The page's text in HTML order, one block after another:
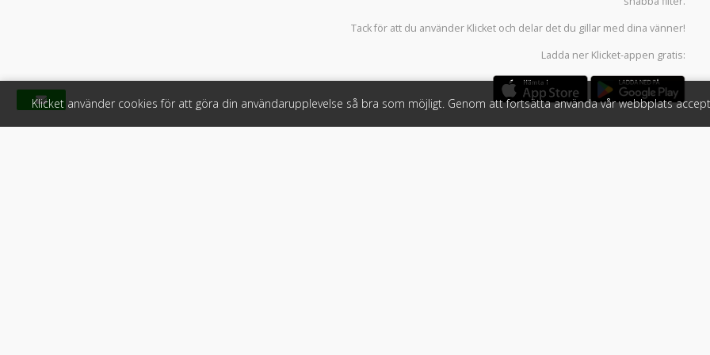
Tack för att du använder Klicket och delar det du gillar med dina vänner!
Ladda ner Klicket-appen gratis:
Klicket använder cookies för att göra din användarupplevelse så bra som möjligt. Genom att fortsätta använda vår webbplats